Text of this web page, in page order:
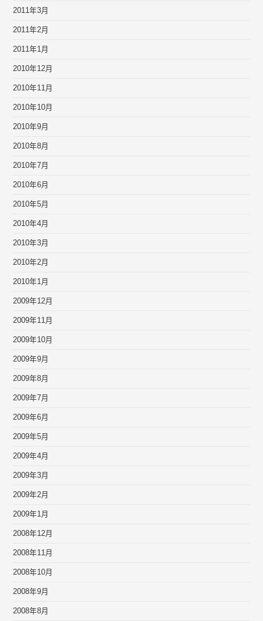
2011年3月
2011年2月
2011年1月
2010年12月
2010年11月
2010年10月
2010年9月
2010年8月
2010年7月
2010年6月
2010年5月
2010年4月
2010年3月
2010年2月
2010年1月
2009年12月
2009年11月
2009年10月
2009年9月
2009年8月
2009年7月
2009年6月
2009年5月
2009年4月
2009年3月
2009年2月
2009年1月
2008年12月
2008年11月
2008年10月
2008年9月
2008年8月